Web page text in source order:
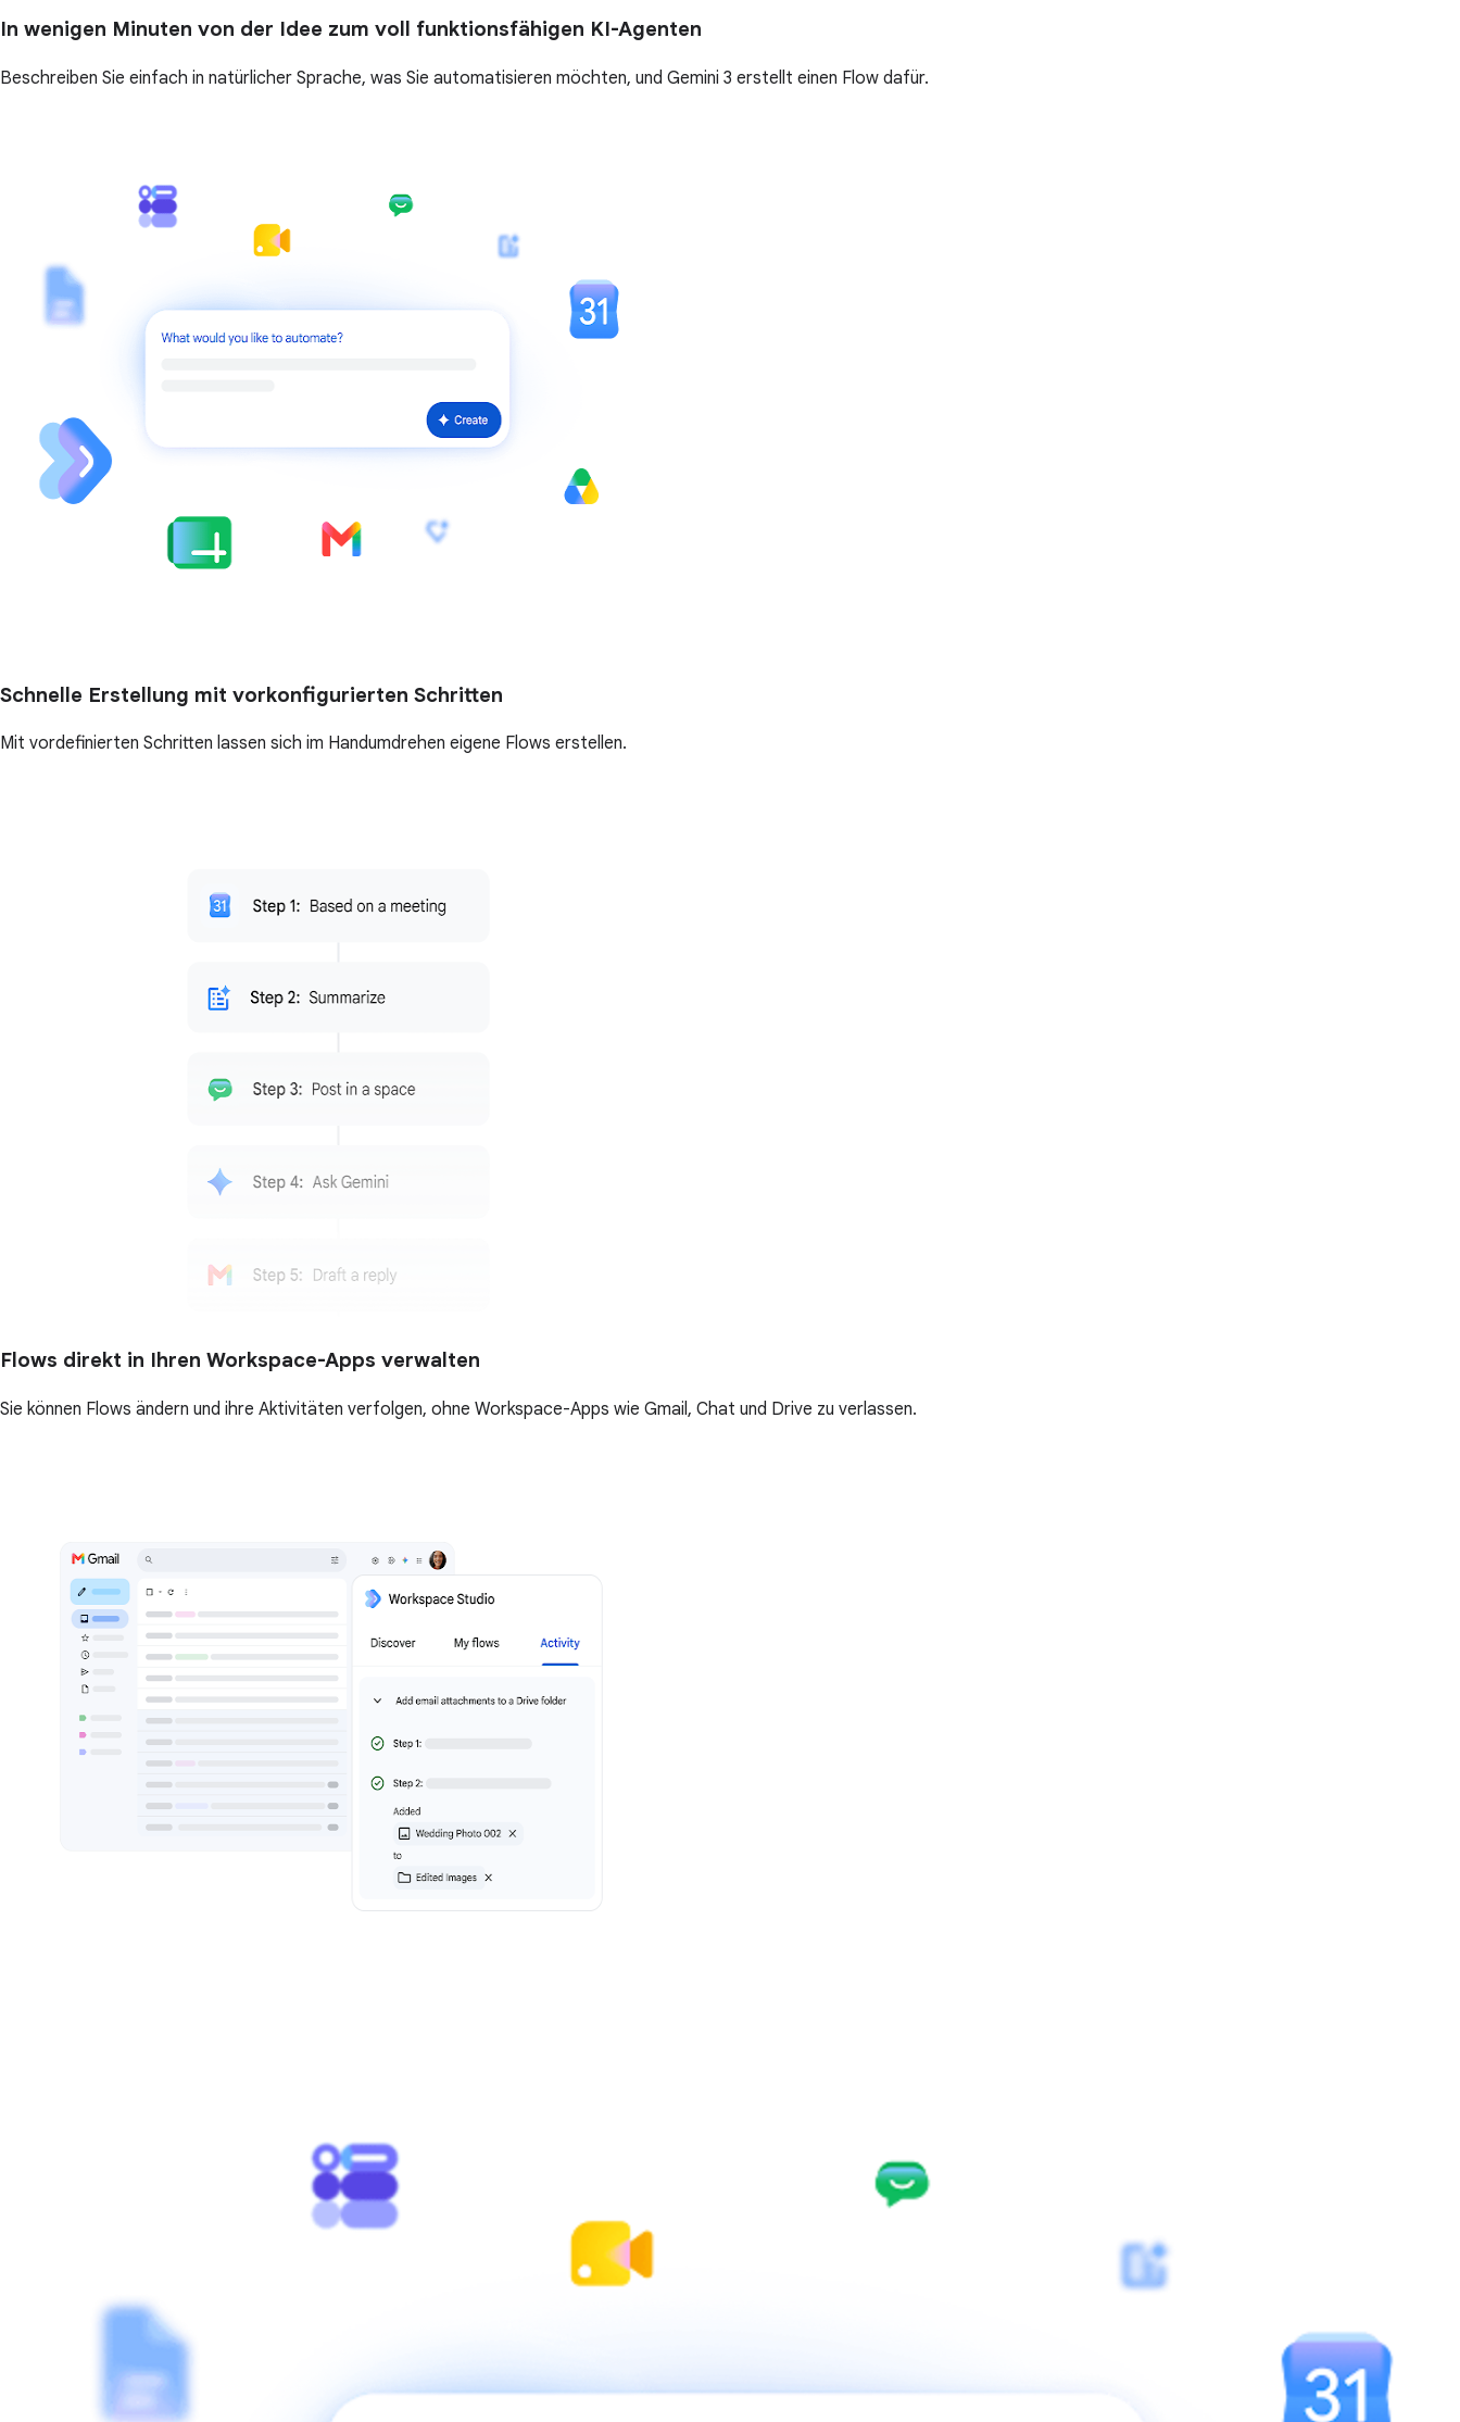
In wenigen Minuten von der Idee zum voll funktionsfähigen KI-Agenten
Beschreiben Sie einfach in natürlicher Sprache, was Sie automatisieren möchten, und Gemini 3 erstellt einen Flow dafür.
Schnelle Erstellung mit vorkonfigurierten Schritten
Mit vordefinierten Schritten lassen sich im Handumdrehen eigene Flows erstellen.
Flows direkt in Ihren Workspace-Apps verwalten
Sie können Flows ändern und ihre Aktivitäten verfolgen, ohne Workspace-Apps wie Gmail, Chat und Drive zu verlassen.